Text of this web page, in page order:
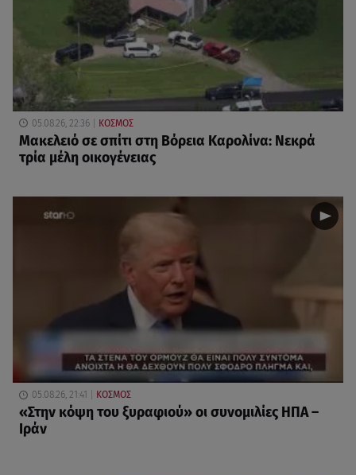
05.08.26, 22:36 ΚΟΣΜΟΣ
Μακελειό σε σπίτι στη Βόρεια Καρολίνα: Νεκρά
τρία μέλη οικογένειας
05.08.26, 21:41 ΚΟΣΜΟΣ
«Στην κόψη του ξυραφιού» οι συνομιλίες ΗΠΑ –
Ιράν